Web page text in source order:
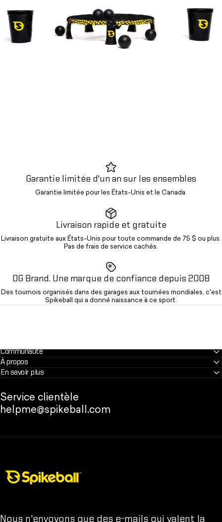
Garantie limitée d'un an sur les ensembles
Garantie limitée pour les États-Unis et le Canada.
Livraison rapide et gratuite
Livraison gratuite aux États-Unis pour toute commande de 75 $ ou plus.
Pas de frais de service cachés.
OG Brand. Une marque de confiance depuis 2008
Des tournois organisés dans des garages aux tournées mondiales, c'est
Spikeball qui a donné naissance à ce sport.
Communauté
À propos
En savoir plus
Service clientèle
helpme@spikeball.com
Nous n'envoyons que des e-mails qui valent la